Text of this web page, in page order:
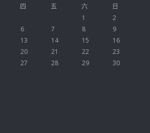
四 五 六
日
1
2
6 7 8
9
13 14 15
16
20 21 22
23
27 28 29
30